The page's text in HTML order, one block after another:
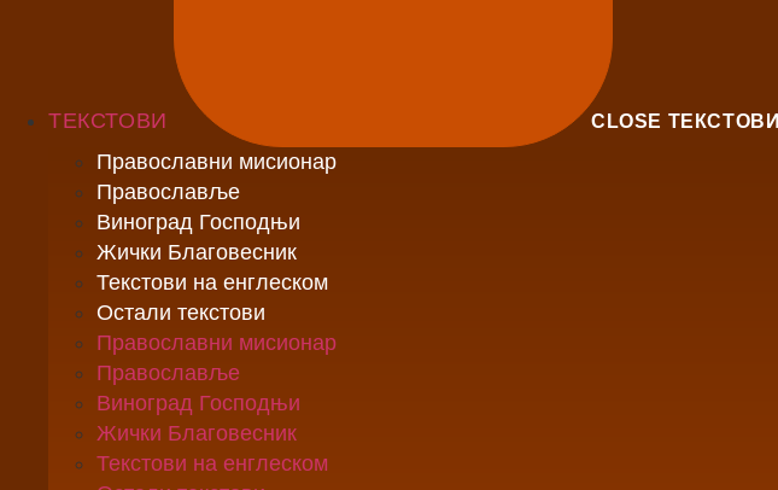
ТЕКСТОВИ CLOSE ТЕКСТОВИ
Православни мисионар
Православље
Виноград Господњи
Жички Благовесник
Текстови на енглеском
Остали текстови
Православни мисионар
Православље
Виноград Господњи
Жички Благовесник
Текстови на енглеском